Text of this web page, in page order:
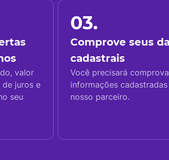
valor
juros e
seu
03.
Comprove seus
cadastrais
Você precisará
informações
nosso parceiro.